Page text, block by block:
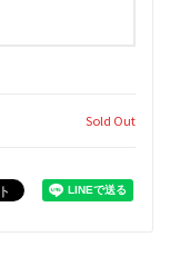
Sold Out